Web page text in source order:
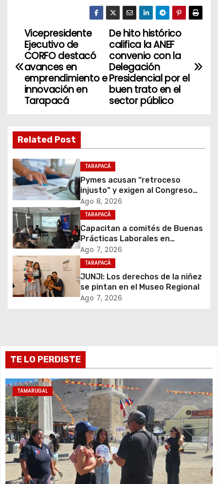
N
a
c
i
ó
n
d
e
e
a
d
a
s
De hito histórico
califica la ANEF
convenio con la
Delegación
Presidencial por el
buen trato en el
sector público
Vicepresidente
Ejecutivo de
CORFO destacó
avances en
emprendimiento e
innovación en
Tarapacá
Related Post
TARAPACÁ
Pymes acusan “retroceso
injusto” y exigen al Congreso
rechazar veto que elimina el
pago oportuno a 30 días
Ago 8, 2026
TARAPACÁ
Capacitan a comités de Buenas
Prácticas Laborales en
atención inicial de casos de
violencia de género
Ago 7, 2026
TARAPACÁ
JUNJI: Los derechos de la niñez
se pintan en el Museo Regional
Ago 7, 2026
TE LO PERDISTE
TAMARUGAL